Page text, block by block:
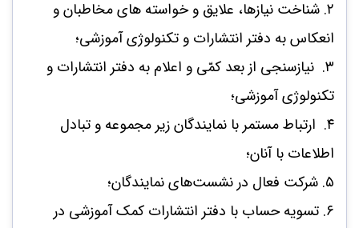
۲. شناخت نیازها، علایق و خواسته‌ های مخاطبان و
انعکاس به دفتر انتشارات و تکنولوژی آموزشی؛
۳. نیازسنجی از بعد کمّی و اعلام به دفتر انتشارات و
تکنولوژی آموزشی؛
۴. ارتباط مستمر با نمایندگان زیر مجموعه و تبادل
اطلاعات با آنان؛
۵. شرکت فعال در نشست‌های نمایندگان؛
۶. تسویه حساب با دفتر انتشارات کمک آموزشی در